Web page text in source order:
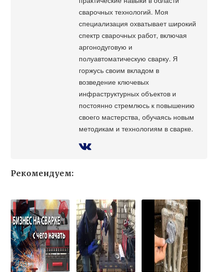
сварочных технологий. Моя
специализация охватывает широкий
спектр сварочных работ, включая
аргонодуговую и
полуавтоматическую сварку. Я
горжусь своим вкладом в
возведение ключевых
инфраструктурных объектов и
постоянно стремлюсь к повышению
своего мастерства, обучаясь новым
методикам и технологиям в сварке.
Рекомендуем: